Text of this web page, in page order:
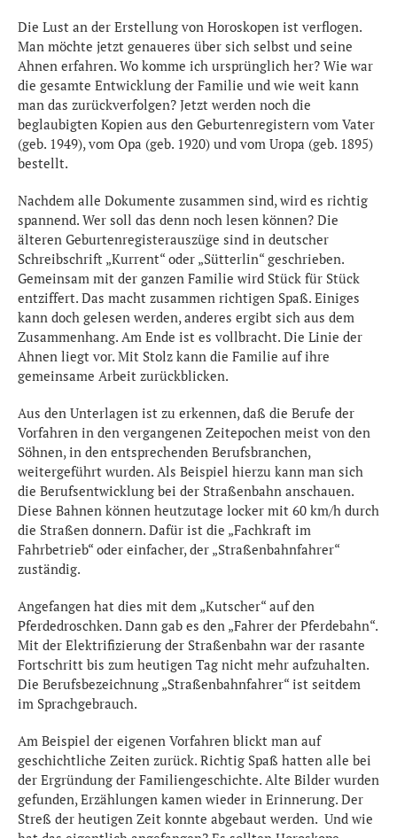
Die Lust an der Erstellung von Horoskopen ist verflogen.
Man möchte jetzt genaueres über sich selbst und seine
Ahnen erfahren. Wo komme ich ursprünglich her? Wie war
die gesamte Entwicklung der Familie und wie weit kann
man das zurückverfolgen? Jetzt werden noch die
beglaubigten Kopien aus den Geburtenregistern vom Vater
(geb. 1949), vom Opa (geb. 1920) und vom Uropa (geb. 1895)
bestellt.
Nachdem alle Dokumente zusammen sind, wird es richtig
spannend. Wer soll das denn noch lesen können? Die
älteren Geburtenregisterauszüge sind in deutscher
Schreibschrift „Kurrent“ oder „Sütterlin“ geschrieben.
Gemeinsam mit der ganzen Familie wird Stück für Stück
entziffert. Das macht zusammen richtigen Spaß. Einiges
kann doch gelesen werden, anderes ergibt sich aus dem
Zusammenhang. Am Ende ist es vollbracht. Die Linie der
Ahnen liegt vor. Mit Stolz kann die Familie auf ihre
gemeinsame Arbeit zurückblicken.
Aus den Unterlagen ist zu erkennen, daß die Berufe der
Vorfahren in den vergangenen Zeitepochen meist von den
Söhnen, in den entsprechenden Berufsbranchen,
weitergeführt wurden. Als Beispiel hierzu kann man sich
die Berufsentwicklung bei der Straßenbahn anschauen.
Diese Bahnen können heutzutage locker mit 60 km/h durch
die Straßen donnern. Dafür ist die „Fachkraft im
Fahrbetrieb“ oder einfacher, der „Straßenbahnfahrer“
zuständig.
Angefangen hat dies mit dem „Kutscher“ auf den
Pferdedroschken. Dann gab es den „Fahrer der Pferdebahn“.
Mit der Elektrifizierung der Straßenbahn war der rasante
Fortschritt bis zum heutigen Tag nicht mehr aufzuhalten.
Die Berufsbezeichnung „Straßenbahnfahrer“ ist seitdem
im Sprachgebrauch.
Am Beispiel der eigenen Vorfahren blickt man auf
geschichtliche Zeiten zurück. Richtig Spaß hatten alle bei
der Ergründung der Familiengeschichte. Alte Bilder wurden
gefunden, Erzählungen kamen wieder in Erinnerung. Der
Streß der heutigen Zeit konnte abgebaut werden. Und wie